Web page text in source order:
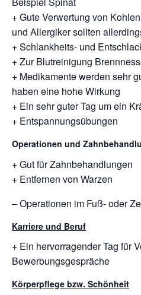
+ Gute Verwertung von
und Allergiker sollten
+ Schlankheits- und
+ Zur Blutreinigung
+ Medikamente werden sehr
haben eine hohe Wirkung
+ Ein sehr guter Tag um ein
+ Entspannungsübungen
Operationen und
+ Gut für Zahnbehandlungen
+ Entfernen von Warzen
– Operationen im Fuß- oder
Karriere und Beruf
+ Ein hervorragender Tag für
Bewerbungsgespräche
Körperpflege bzw. Schönheit